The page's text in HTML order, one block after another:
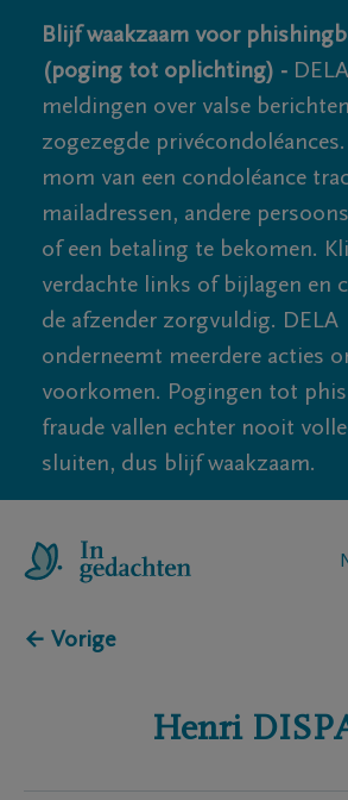
Blijf waakzaam voor
(poging tot oplichting) -
meldingen over valse
zogezegde
mom van een condoléance
mailadressen, andere
of een betaling te bekomen.
verdachte links of bijlagen en
de afzender zorgvuldig. DELA
onderneemt meerdere acties
voorkomen. Pogingen tot
fraude vallen echter nooit
sluiten, dus blijf waakzaam.
← Vorige
Henri